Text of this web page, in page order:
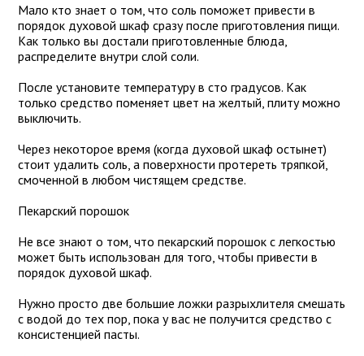
Мало кто знает о том, что соль поможет привести в
порядок духовой шкаф сразу после приготовления пищи.
Как только вы достали приготовленные блюда,
распределите внутри слой соли.
После установите температуру в сто градусов. Как
только средство поменяет цвет на желтый, плиту можно
выключить.
Через некоторое время (когда духовой шкаф остынет)
стоит удалить соль, а поверхности протереть тряпкой,
смоченной в любом чистящем средстве.
Пекарский порошок
Не все знают о том, что пекарский порошок с легкостью
может быть использован для того, чтобы привести в
порядок духовой шкаф.
Нужно просто две большие ложки разрыхлителя смешать
с водой до тех пор, пока у вас не получится средство с
консистенцией пасты.